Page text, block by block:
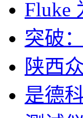
Fluke
突破
陕西
是德